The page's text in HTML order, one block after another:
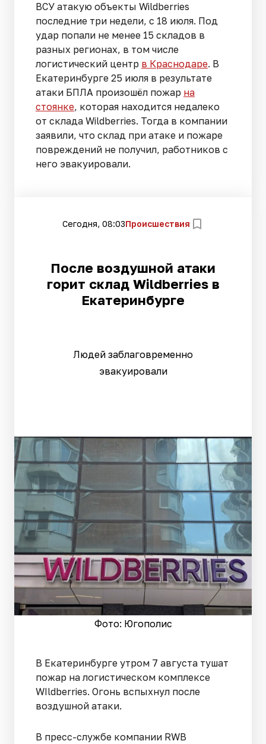
ВСУ атакую объекты Wildberries
последние три недели, с 18 июля. Под
удар попали не менее 15 складов в
разных регионах, в том числе
логистический центр в Краснодаре. В
Екатеринбурге 25 июля в результате
атаки БПЛА произошёл пожар на
стоянке, которая находится недалеко
от склада Wildberries. Тогда в компании
заявили, что склад при атаке и пожаре
повреждений не получил, работников с
него эвакуировали.
Сегодня, 08:03Происшествия
После воздушной атаки
горит склад Wildberries в
Екатеринбурге
Людей заблаговременно
эвакуировали
Фото: Югополис
В Екатеринбурге утром 7 августа тушат
пожар на логистическом комплексе
WIldberries. Огонь вспыхнул после
воздушной атаки.
В пресс-службе компании RWB